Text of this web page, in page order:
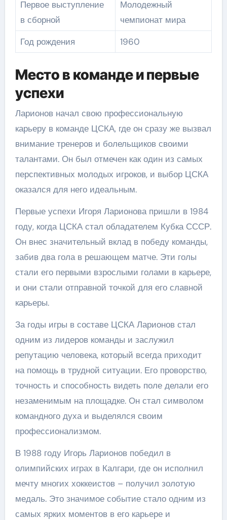
Первое выступление
в сборной
Молодежный
чемпионат мира
Год рождения
1960
Место в команде и первые
успехи
Ларионов начал свою профессиональную
карьеру в команде ЦСКА, где он сразу же вызвал
внимание тренеров и болельщиков своими
талантами. Он был отмечен как один из самых
перспективных молодых игроков, и выбор ЦСКА
оказался для него идеальным.
Первые успехи Игоря Ларионова пришли в 1984
году, когда ЦСКА стал обладателем Кубка СССР.
Он внес значительный вклад в победу команды,
забив два гола в решающем матче. Эти голы
стали его первыми взрослыми голами в карьере,
и они стали отправной точкой для его славной
карьеры.
За годы игры в составе ЦСКА Ларионов стал
одним из лидеров команды и заслужил
репутацию человека, который всегда приходит
на помощь в трудной ситуации. Его проворство,
точность и способность видеть поле делали его
незаменимым на площадке. Он стал символом
командного духа и выделялся своим
профессионализмом.
В 1988 году Игорь Ларионов победил в
олимпийских играх в Калгари, где он исполнил
мечту многих хоккеистов – получил золотую
медаль. Это значимое событие стало одним из
самых ярких моментов в его карьере и